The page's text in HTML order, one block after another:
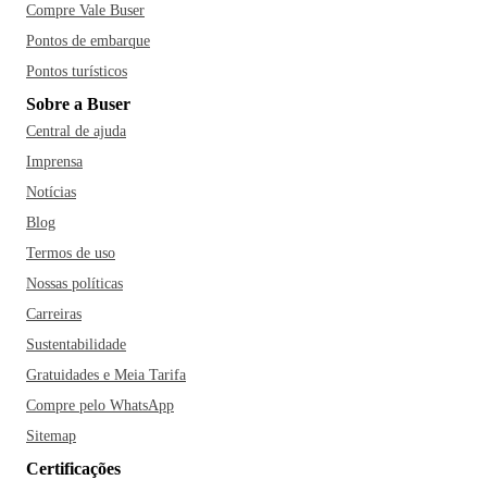
Compre Vale Buser
Pontos de embarque
Pontos turísticos
Sobre a Buser
Central de ajuda
Imprensa
Notícias
Blog
Termos de uso
Nossas políticas
Carreiras
Sustentabilidade
Gratuidades e Meia Tarifa
Compre pelo WhatsApp
Sitemap
Certificações